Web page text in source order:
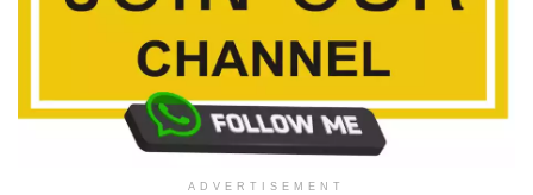
ADVERTISEMENT